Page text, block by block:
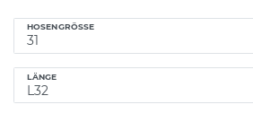
HOSENGRÖSSE
LÄNGE